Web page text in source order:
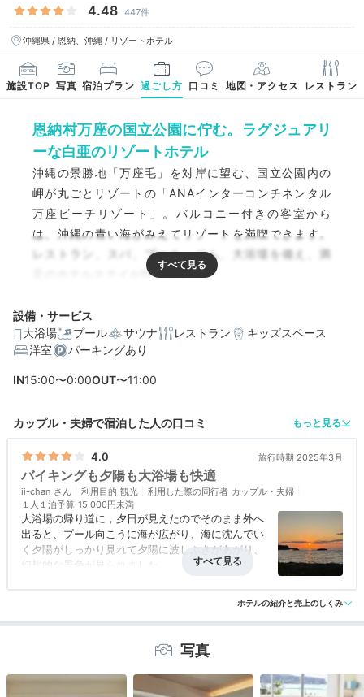
4.48 447件
沖縄県 / 恩納、沖縄 / リゾートホテル
施設TOP 写真 宿泊プラン 過ごし方 口コミ 地図・アクセス レストラン
恩納村万座の国立公園に佇む。ラグジュアリ
ーな白亜のリゾートホテル
沖縄の景勝地「万座毛」を対岸に望む、国立公園内の
岬が丸ごとリゾートの「ANAインターコンチネンタル
万座ビーチリゾート」。バルコニー付きの客室から
は、沖縄の青い海がみえてリゾートを満喫できます。
レストラン、スパ、プール、ジム、大浴場を備え、満
足のホテルステイが叶います。
編集部おすすめの３つのポイント
寝る時までも沖縄の海に抱かれる、寛げるオーシャンビ
ュー客室
沖縄の景勝地「万座毛」の近く。青い海に囲まれたロケ
ーション
設備・サービス
大浴場
プール サウナ レストラン
キッズスペース
洋室
パーキングあり
IN15:00〜0:00OUT〜11:00
カップル・夫婦で宿泊した人の口コミ もっと見る
4.0 旅行時期 2025年3月
バイキングも夕陽も大浴場も快適
ii-chan 利用目的 観光 利用した際の同行者 カップル・夫婦
１人１泊予算 15,000円未満
大浴場の帰り道に，夕日が見えたのでそのまま外へ
出ると、プール向こうに海が広がり、海に沈んでい
く夕陽がしっかり見れて夕陽に波しぶきがあがり、
幻想的な景色が見られました。
る良品。宿泊客は、バスタオル&#8226;タオルを持
たなくてよいので、凄く楽でした。
朝食バイキングも種類も多く美味しかったし、アイ
スクリームを入れるとソフトクリームになって出て
くる機械や、パンケーキが自動で一人分でてくる機
械があって、面白かったですよ。お子様にも受ける
アクセス 4.0 コスパ 2.5 客室 4.0 接客対応 3.5 風呂 4.0
ホテルの紹介と売上のしくみ
写真